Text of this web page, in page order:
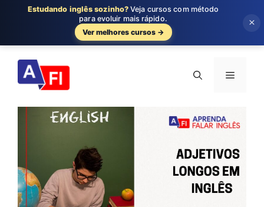
para
conteúdo
Menu
Estudando inglês sozinho? Veja cursos com método
para evoluir mais rápido.
Ver melhores cursos →
×